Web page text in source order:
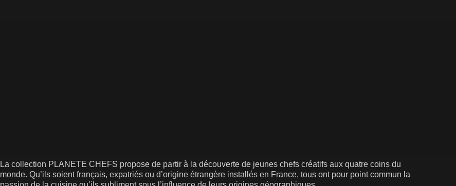
La collection PLANETE CHEFS propose de partir à la découverte de jeunes chefs créatifs aux quatre coins du
monde. Qu’ils soient français, expatriés ou d’origine étrangère installés en France, tous ont pour point commun la